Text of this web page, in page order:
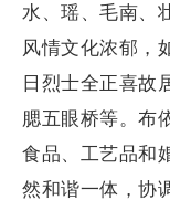
水、瑶、毛南、
风情文化浓郁，
日烈士全正喜故
腮五眼桥等。布
食品、工艺品和
然和谐一体，协